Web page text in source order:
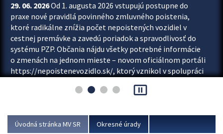
29. 06. 2026Od 1. augusta 2026 vstupujú postupne do
praxe nové pravidlá povinného zmluvného poistenia,
ktoré radikálne znížia počet nepoistených vozidiel v
cestnej premávke a zavedú poriadok a spravodlivosť do
systému PZP. Občania nájdu všetky potrebné informácie
o zmenách na jednom mieste – novom oficiálnom portáli
https://nepoistenevozidlo.sk/, ktorý vznikol v spolupráci
asociácie poisťovní (SLASPO) a Ministerstva vnútra SR.
Viac
pause_presentation
Úvodná stránka MV SR Okresné úrady